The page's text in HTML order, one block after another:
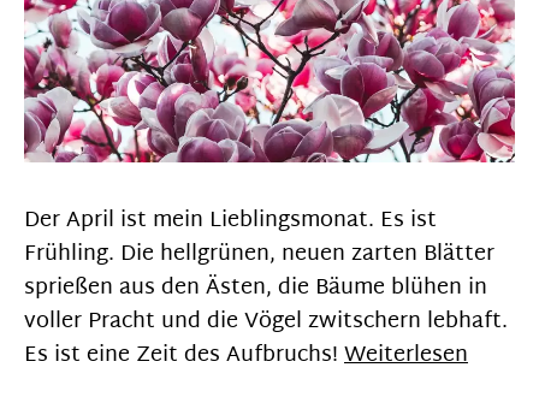
Der April ist mein Lieblingsmonat. Es ist
Frühling. Die hellgrünen, neuen zarten Blätter
sprießen aus den Ästen, die Bäume blühen in
voller Pracht und die Vögel zwitschern lebhaft.
Es ist eine Zeit des Aufbruchs!Weiterlesen